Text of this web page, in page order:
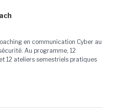
en communication Cyber au
Au programme, 12
12 ateliers semestriels pratiques